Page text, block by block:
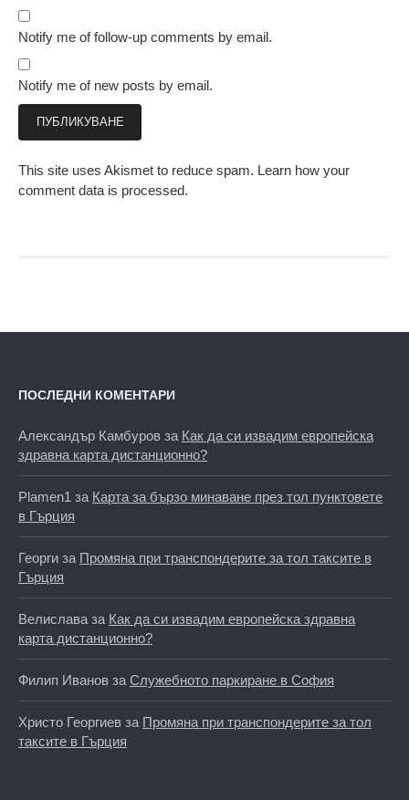
Notify me of follow-up comments by email.
Notify me of new posts by email.
This site uses Akismet to reduce spam. Learn how your
comment data is processed.
ПОСЛЕДНИ КОМЕНТАРИ
Александър Камбуров за Как да си извадим европейска
здравна карта дистанционно?
Plamen1 за Карта за бързо минаване през тол пунктовете
в Гърция
Георги за Промяна при транспондерите за тол таксите в
Гърция
Велислава за Как да си извадим европейска здравна
карта дистанционно?
Филип Иванов за Служебното паркиране в София
Христо Георгиев за Промяна при транспондерите за тол
таксите в Гърция